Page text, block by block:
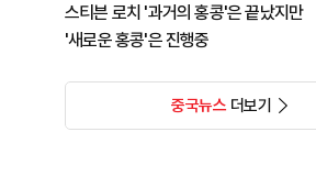
스티븐 로치 '과거의 홍콩'은 끝났지만
'새로운 홍콩'은 진행중
중국뉴스더보기